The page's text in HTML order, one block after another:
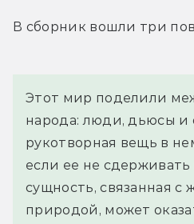
В сборник вошли три
Этот мир поделили
народа: люди, дьюсы и
рукотворная вещь в
если ее не сдерживать
сущность, связанная
природой, может